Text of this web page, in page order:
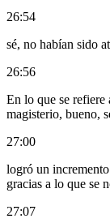
26:54
sé, no habían sido
26:56
En lo que se
magisterio, bueno,
27:00
logró un
gracias a lo que se
27:07